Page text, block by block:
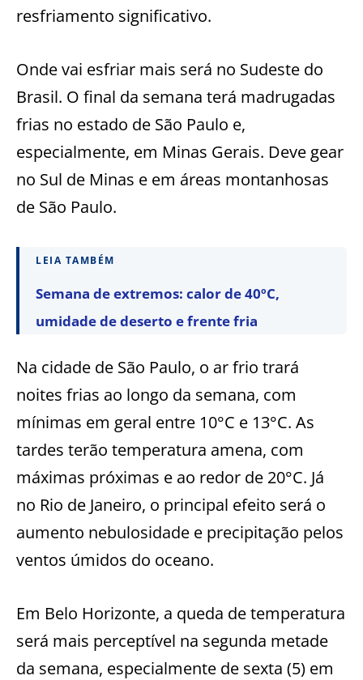
resfriamento significativo.
Onde vai esfriar mais será no Sudeste do
Brasil. O final da semana terá madrugadas
frias no estado de São Paulo e,
especialmente, em Minas Gerais. Deve gear
no Sul de Minas e em áreas montanhosas
de São Paulo.
LEIA TAMBÉM
Semana de extremos: calor de 40ºC,
umidade de deserto e frente fria
Na cidade de São Paulo, o ar frio trará
noites frias ao longo da semana, com
mínimas em geral entre 10°C e 13°C. As
tardes terão temperatura amena, com
máximas próximas e ao redor de 20°C. Já
no Rio de Janeiro, o principal efeito será o
aumento nebulosidade e precipitação pelos
ventos úmidos do oceano.
Em Belo Horizonte, a queda de temperatura
será mais perceptível na segunda metade
da semana, especialmente de sexta (5) em